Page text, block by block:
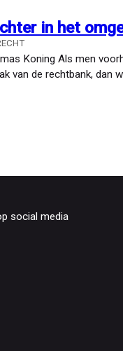
in het
Koning Als men
van de rechtbank, dan
social media